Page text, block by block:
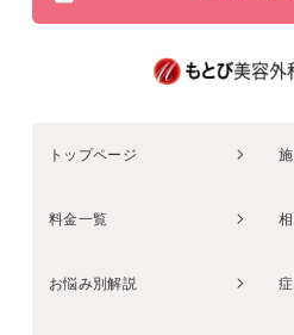
トップページ
料金一覧
お悩み別解説